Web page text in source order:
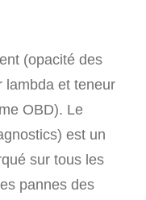
(opacité des
lambda et teneur
OBD). Le
est un
sur tous les
pannes des